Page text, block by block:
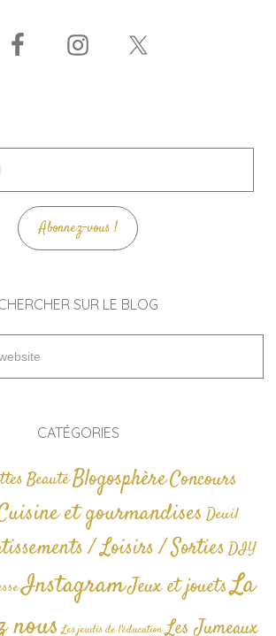
Abonnez-vous !
SUR LE BLOG
CATÉGORIES
BeautéBlogosphèreConcours
et gourmandises Deuil
/ Loisirs / SortiesDIY
InstagramJeux et jouetsLa
nous Les jeudis de l'éducation Les Jumeaux